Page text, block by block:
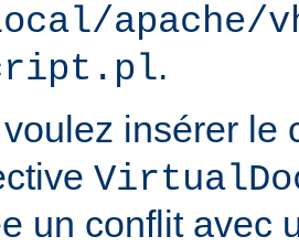
apache/
.
insérer le
un conflit avec